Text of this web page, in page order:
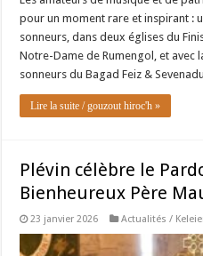
pour un moment rare et inspirant :
sonneurs, dans deux églises du
Notre-Dame de Rumengol, et avec
sonneurs du Bagad Feiz &
Lire la suite / gouzout hiroc'h »
Plévin célèbre le
Bienheureux Père
23 janvier 2026 Actualités /